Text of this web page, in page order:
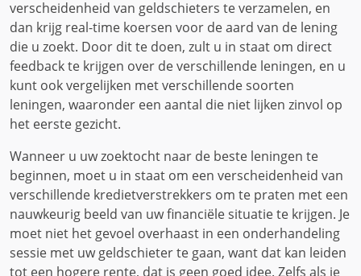
verscheidenheid van geldschieters te verzamelen, en
dan krijg real-time koersen voor de aard van de lening
die u zoekt. Door dit te doen, zult u in staat om direct
feedback te krijgen over de verschillende leningen, en u
kunt ook vergelijken met verschillende soorten
leningen, waaronder een aantal die niet lijken zinvol op
het eerste gezicht.
Wanneer u uw zoektocht naar de beste leningen te
beginnen, moet u in staat om een ​​verscheidenheid van
verschillende kredietverstrekkers om te praten met een
nauwkeurig beeld van uw financiële situatie te krijgen. Je
moet niet het gevoel overhaast in een onderhandeling
sessie met uw geldschieter te gaan, want dat kan leiden
tot een hogere rente, dat is geen goed idee. Zelfs als je